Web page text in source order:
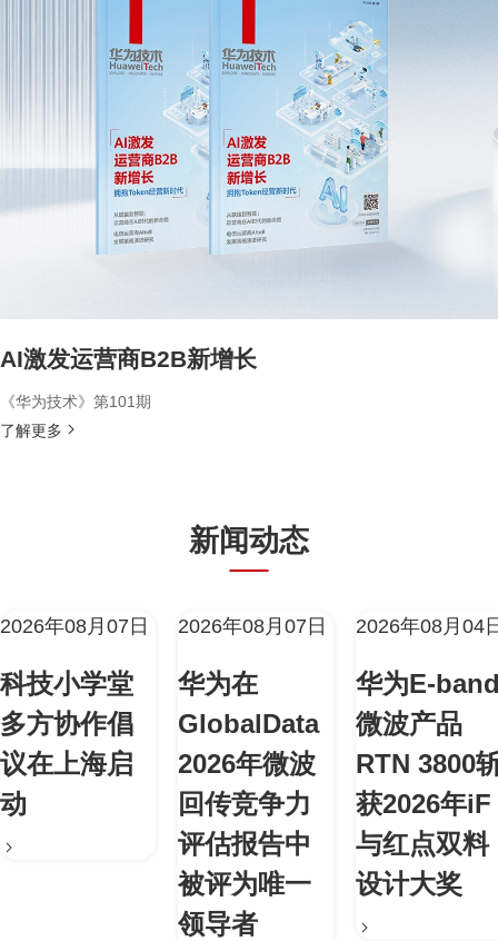
AI激发运营商B2B新增长
《华为技术》第101期
了解更多
新闻动态
2026年08月07日
科技小学堂
多方协作倡
议在上海启
动
2026年08月07日
华为在
GlobalData
2026年微波
回传竞争力
评估报告中
被评为唯一
领导者
2026年08月04
华为E-
微波产品
RTN 3800
获2026年iF
与红点双料
设计大奖